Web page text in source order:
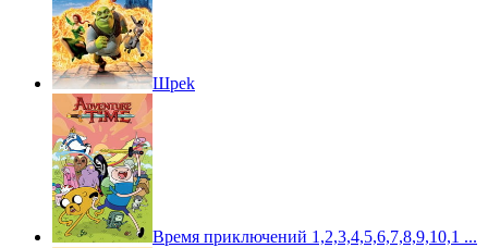
Шpek
Время приключений 1,2,3,4,5,6,7,8,9,10,1 ...